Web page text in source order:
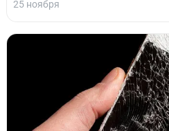
25 ноября